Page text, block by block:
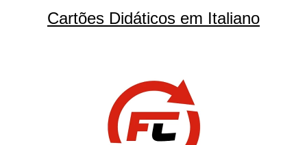
Cartões Didáticos em Italiano